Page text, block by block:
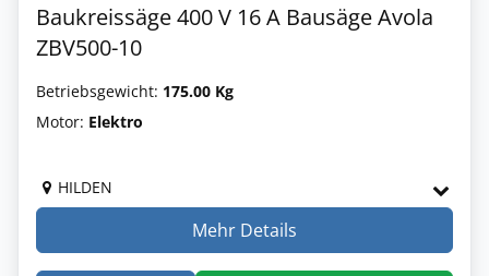
Baukreissäge 400 V 16 A Bausäge Avola
ZBV500-10
Betriebsgewicht: 175.00 Kg
Motor: Elektro
HILDEN
Mehr Details